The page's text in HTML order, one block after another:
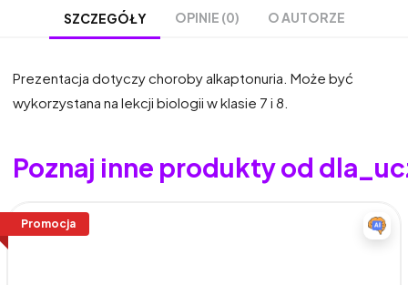
SZCZEGÓŁY OPINIE (0) O AUTORZE
Prezentacja dotyczy choroby alkaptonuria. Może być
wykorzystana na lekcji biologii w klasie 7 i 8.
Poznaj inne produkty od
Promocja